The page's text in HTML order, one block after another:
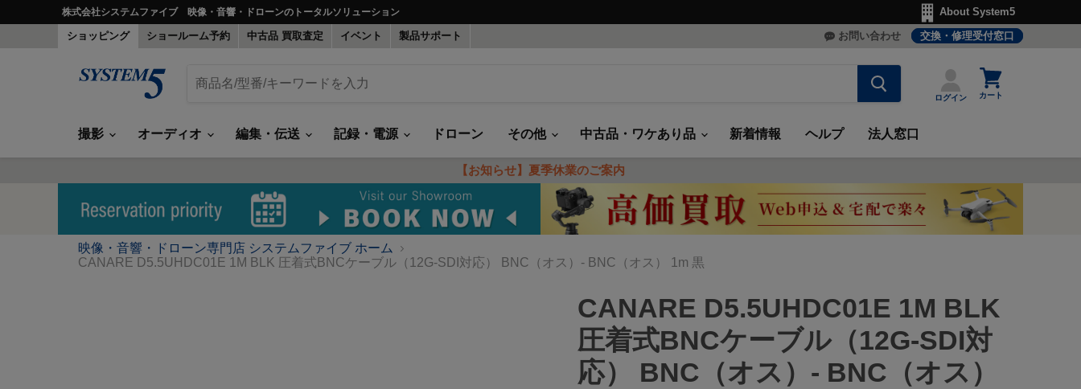
株式会社システムファイブ 映像・音響・ドローンのトータルソリューション
About System5
ショッピング
ショールーム予約 中古品 買取査定 イベント 製品サポート お問い合わせ 交換・修理受付窓口
ログイン
カ
ー
ト
カート
撮影 オーディオ 編集・伝送 記録・電源 ドローン その他 中古品・ワケあり品 新着情報 ヘルプ 法人窓口
【お知らせ】夏季休業のご案内
映像・音響・ドローン専門店 システムファイブ ホーム
CANARE D5.5UHDC01E 1M BLK 圧着式BNCケーブル（12G-SDI対応） BNC（オス）- BNC（オス） 1m 黒
CANARE D5.5UHDC01E 1M BLK
圧着式BNCケーブル（12G-SDI対
応） BNC（オス）- BNC（オス）